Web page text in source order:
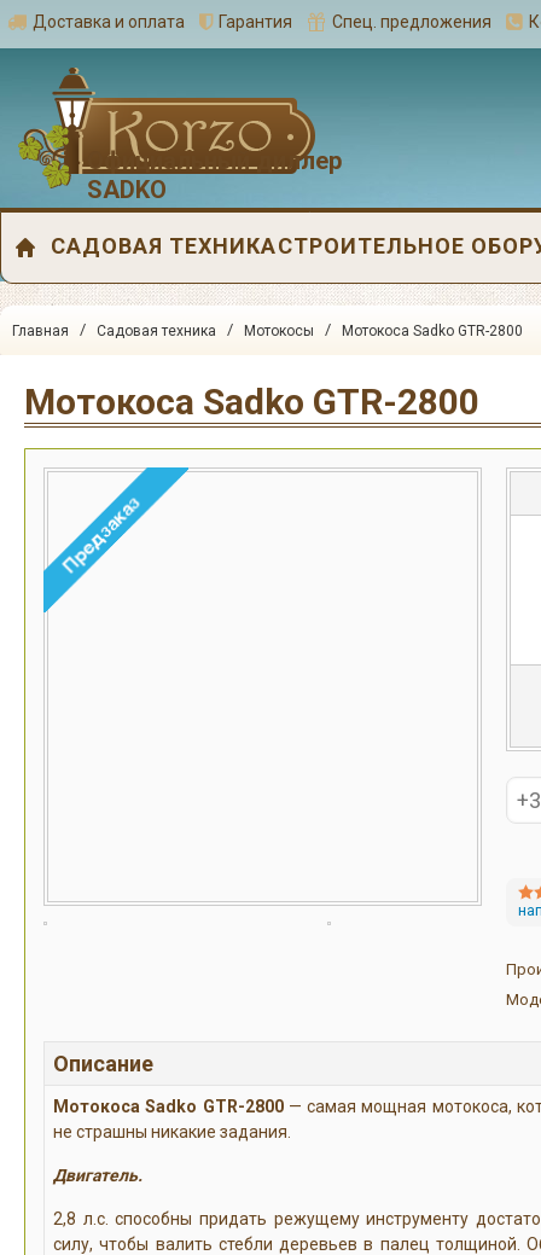
Доставка и оплата Гарантия Спец. предложения
Официальный диллер
SADKO
САДОВАЯ ТЕХНИКАСТРОИТЕЛЬНОЕ
Главная / Садовая техника / Мотокосы / Мотокоса Sadko GTR-2800
Мотокоса Sadko GTR-2800
Описание
Мотокоса Sadko GTR-2800— самая мощная мотокоса,
не страшны никакие задания.
Двигатель.
2,8 л.с. способны придать режущему инструменту
силу, чтобы валить стебли деревьев в палец толщиной.